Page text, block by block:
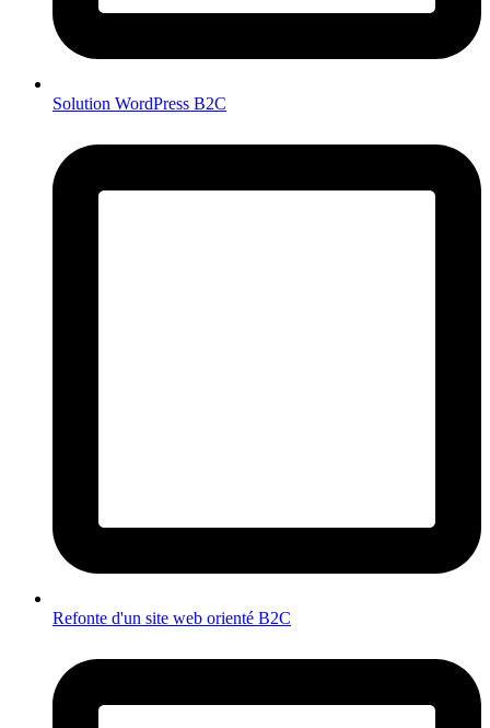
Solution WordPress B2C
Refonte d'un site web orienté B2C